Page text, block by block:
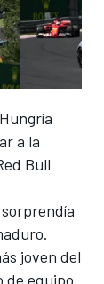
a la
Bull
joven del
de equipo